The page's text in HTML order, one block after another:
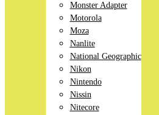
Monster Adapter
Motorola
Moza
Nanlite
National Geographic
Nikon
Nintendo
Nissin
Nitecore